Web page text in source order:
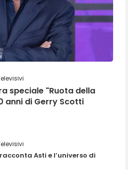
speciale "Ruota della
anni di Gerry Scotti
Asti e l’universo di